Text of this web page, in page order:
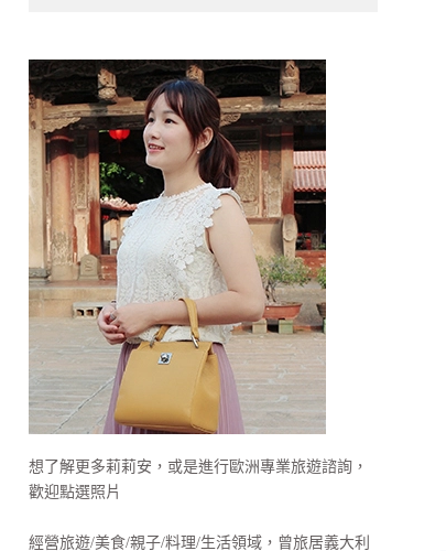
想了解更多莉莉安，或是進行歐洲專業旅遊諮詢，
歡迎點選照片
經營旅遊/美食/親子/料理/生活領域，曾旅居義大利